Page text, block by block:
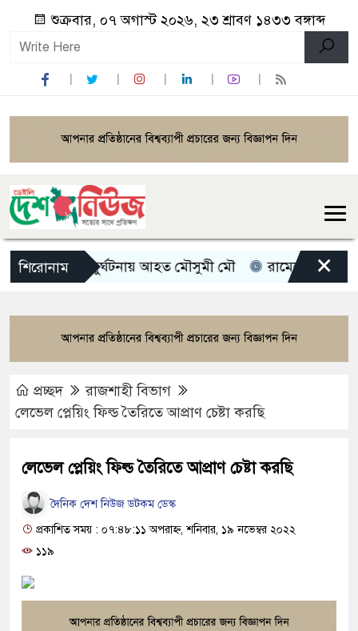
শুক্রবার, ০৭ অগাস্ট ২০২৬, ২৩ শ্রাবণ ১৪৩৩ বঙ্গাব্দ
শিরোনাম
সড়ক দুর্ঘটনায় আহত মৌসুমী মৌ রামেকে বৈদ্যুতিক
×
প্রচ্ছদ
রাজশাহী বিভাগ
লেভেল প্লেয়িং ফিল্ড তৈরিতে আপ্রাণ চেষ্টা করছি
লেভেল প্লেয়িং ফিল্ড তৈরিতে আপ্রাণ চেষ্টা করছি
দৈনিক দেশ নিউজ ডটকম ডেস্ক
প্রকাশিত সময় : ০৭:৪৮:১১ অপরাহ্ন, শনিবার, ১৯ নভেম্বর ২০২২
১১৯